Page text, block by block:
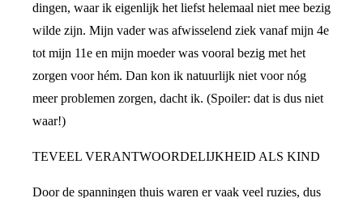
dingen, waar ik eigenlijk het liefst helemaal niet mee bezig
wilde zijn. Mijn vader was afwisselend ziek vanaf mijn 4e
tot mijn 11e en mijn moeder was vooral bezig met het
zorgen voor hém. Dan kon ik natuurlijk niet voor nóg
meer problemen zorgen, dacht ik. (Spoiler: dat is dus niet
waar!)
TEVEEL VERANTWOORDELIJKHEID ALS KIND
Door de spanningen thuis waren er vaak veel ruzies, dus